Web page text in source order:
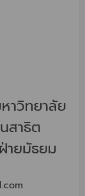
าวิทยาลัย
สาธิต
ายมัธยม